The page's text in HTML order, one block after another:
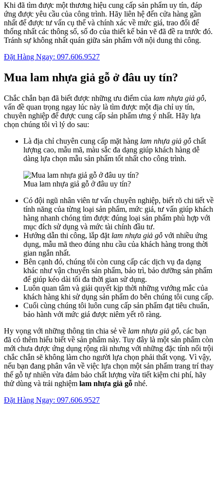
Khi đã tìm được một thương hiệu cung cấp sản phẩm uy tín, đáp
ứng được yêu cầu của công trình. Hãy liên hệ đến cửa hàng gần
nhất để được tư vấn cụ thể và chính xác về mức giá, trao đổi để
thống nhất các thông số, số đo của thiết kế bản vẽ đã đề ra trước đó.
Tránh sự không nhất quán giữa sản phẩm với nội dung thi công.
Đặt Hàng Ngay: 097.606.9527
Mua lam nhựa giả gỗ ở đâu uy tín?
Chắc chắn bạn đã biết được những ưu điểm của lam nhựa giả gỗ,
vấn đề quan trọng ngay lúc này là tìm được một địa chỉ uy tín,
chuyên nghiệp để được cung cấp sản phẩm ưng ý nhất. Hãy lựa
chọn chúng tôi vì lý do sau:
Là địa chỉ chuyên cung cấp mặt hàng lam nhựa giả gỗ chất
lượng cao, mẫu mã, màu sắc đa dạng giúp khách hàng dễ
dàng lựa chọn mẫu sản phẩm tốt nhất cho công trình.
Mua lam nhựa giả gỗ ở đâu uy tín?
Có đội ngũ nhân viên tư vấn chuyên nghiệp, biết rõ chi tiết về
tính năng của từng loại sản phẩm, mức giá, tư vấn giúp khách
hàng nhanh chóng tìm được đúng loại sản phẩm phù hợp với
mục đích sử dụng và mức tài chính đầu tư.
Hướng dẫn thi công, lắp đặt lam nhựa giả gỗ với nhiều ứng
dụng, mẫu mã theo đúng nhu cầu của khách hàng trong thời
gian ngắn nhất.
Bên cạnh đó, chúng tôi còn cung cấp các dịch vụ đa dạng
khác như vận chuyển sản phẩm, bảo trì, bảo dưỡng sản phẩm
để giúp kéo dài tối đa thời gian sử dụng.
Luôn quan tâm và giải quyết kịp thời những vướng mắc của
khách hàng khi sử dụng sản phẩm do bên chúng tôi cung cấp.
Cuối cùng chúng tôi luôn cung cấp sản phẩm đạt tiêu chuẩn,
bảo hành với mức giá được niêm yết rõ ràng.
Hy vọng với những thông tin chia sẻ về lam nhựa giả gỗ, các bạn
đã có thêm hiểu biết về sản phẩm này. Tuy đây là một sản phẩm còn
mới chưa được ứng dụng rộng rãi nhưng với những đặc tính nổi trội
chắc chắn sẽ không làm cho người lựa chọn phải thất vọng. Vì vậy,
nếu bạn đang phân vân về việc lựa chọn một sản phẩm trang trí thay
thế gỗ tự nhiên vừa đảm bảo chất lượng vừa tiết kiệm chi phí, hãy
thử dùng và trải nghiệm lam nhựa giả gỗ nhé.
Đặt Hàng Ngay: 097.606.9527